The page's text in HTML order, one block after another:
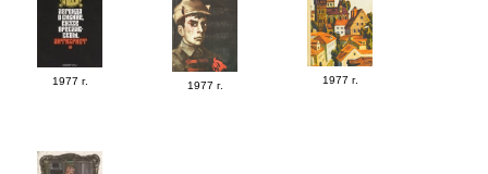
1977 г. 1977 г. 1977 г.